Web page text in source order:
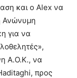
και ο Alex να
Ανώνυμη
για να
Α.Ο.Κ., να
προς